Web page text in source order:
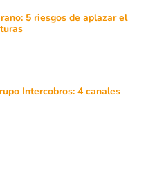
5 riesgos de aplazar el
Intercobros: 4 canales